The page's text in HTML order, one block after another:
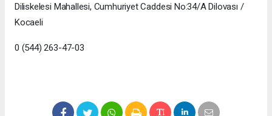
Diliskelesi Mahallesi, Cumhuriyet Caddesi No:34/A Dilovası /
Kocaeli
0 (544) 263-47-03